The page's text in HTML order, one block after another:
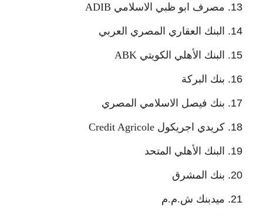
مصرف ابو ظبي الاسلامي ADIB
البنك العقاري المصري العربي
البنك الأهلي الكويتي ABK
بنك البركة
بنك فيصل الاسلامي المصري
كريدي اجريكول Credit Agricole
البنك الأهلي المتحد
بنك المشرق
ميدبنك ش.م.م